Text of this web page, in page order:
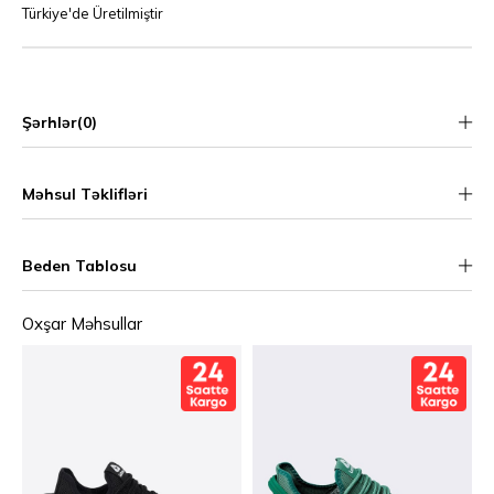
Türkiye'de Üretilmiştir
Şərhlər(0)
Məhsul Təklifləri
Beden Tablosu
Oxşar Məhsullar